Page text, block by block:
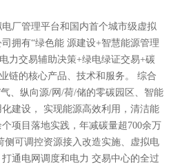
厂管理平台和国内首个城市级虚拟
拥有“绿色能 源建设+智慧能源管理
力交易辅助决策+绿电绿证交易+碳
链的核心产品、技术和服务。 综合
、纵向源/网/荷/储的零碳园区、智能
建设， 实现能源高效利用，清洁能
项目落地实践，年减碳量超700余万
侧可调控资源接入改造实施、虚拟电
通电网调度和电力 交易中心的全过